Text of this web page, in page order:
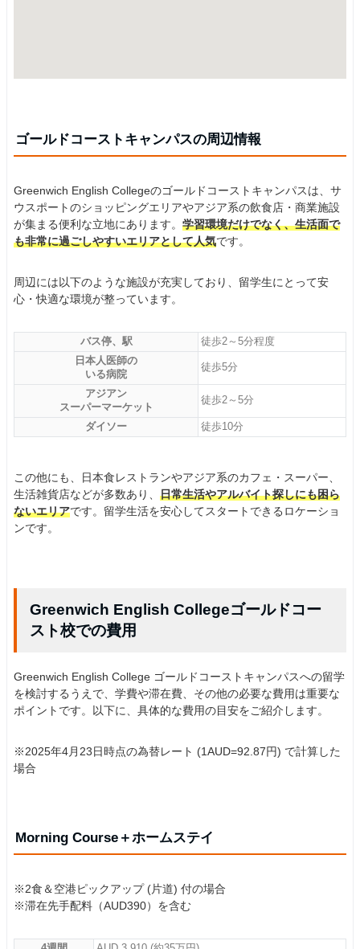
ゴールドコーストキャンパスの周辺情報
Greenwich English Collegeのゴールドコーストキャンパスは、サ
ウスポートのショッピングエリアやアジア系の飲食店・商業施設
が集まる便利な立地にあります。 学習環境だけでなく、生活面で
も非常に過ごしやすいエリアとして人気です。
周辺には以下のような施設が充実しており、留学生にとって安
心・快適な環境が整っています。
バス停、駅
徒歩2～5分程度
日本人医師の
いる病院
徒歩5分
アジアン
スーパーマーケット
徒歩2～5分
ダイソー 徒歩10分
この他にも、日本食レストランやアジア系のカフェ・スーパー、
生活雑貨店などが多数あり、 日常生活やアルバイト探しにも困ら
ないエリアです。留学生活を安心してスタートできるロケーショ
ンです。
Greenwich English Collegeゴールドコー
スト校での費用
Greenwich English College ゴールドコーストキャンパスへの留学
を検討するうえで、学費や滞在費、その他の必要な費用は重要な
ポイントです。以下に、具体的な費用の目安をご紹介します。
※2025年4月23日時点の為替レート (1AUD=92.87円) で計算した
場合
Morning Course＋ホームステイ
※2食＆空港ピックアップ (片道) 付の場合
※滞在先手配料（AUD390）を含む